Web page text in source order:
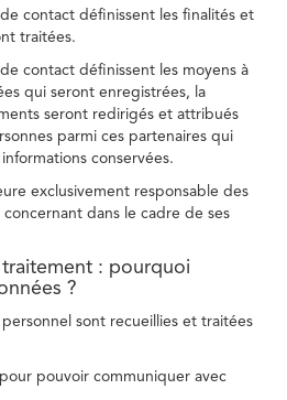
contact définissent les finalités et
traitées.
contact définissent les moyens à
qui seront enregistrées, la
seront redirigés et attribués
parmi ces partenaires qui
conservées.
exclusivement responsable des
dans le cadre de ses
: pourquoi
?
sont recueillies et traitées
pouvoir communiquer avec